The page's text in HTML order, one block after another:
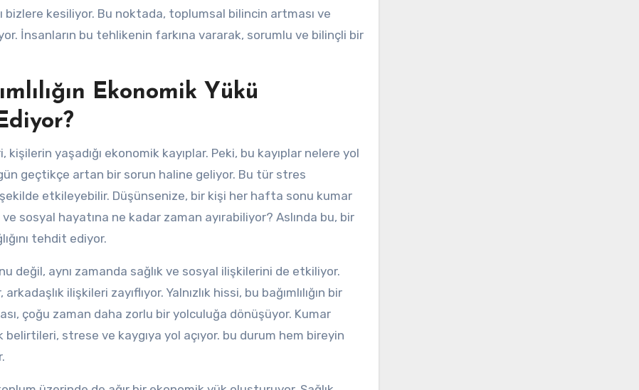
bizlere kesiliyor. Bu noktada, toplumsal bilincin artması ve
İnsanların bu tehlikenin farkına vararak, sorumlu ve bilinçli bir
Ekonomik Yükü
kişilerin yaşadığı ekonomik kayıplar. Peki, bu kayıplar nelere yol
gün geçtikçe artan bir sorun haline geliyor. Bu tür stres
etkileyebilir. Düşünsenize, bir kişi her hafta sonu kumar
sosyal hayatına ne kadar zaman ayırabiliyor? Aslında bu, bir
tehdit ediyor.
değil, aynı zamanda sağlık ve sosyal ilişkilerini de etkiliyor.
ilişkileri zayıflıyor. Yalnızlık hissi, bu bağımlılığın bir
çoğu zaman daha zorlu bir yolculuğa dönüşüyor. Kumar
belirtileri, strese ve kaygıya yol açıyor. bu durum hem bireyin